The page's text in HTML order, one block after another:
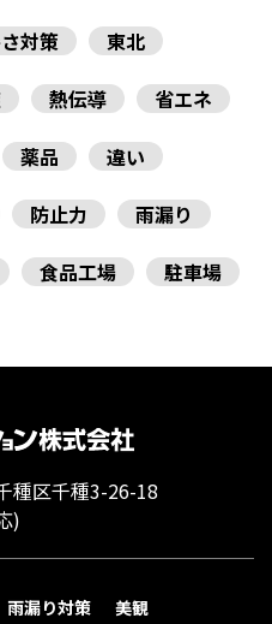
対策
東北
熱伝導
省エネ
薬品
違い
防止力
雨漏り
食品工場 駐車場
種区千種3-26-18
)
雨漏り対策
美観